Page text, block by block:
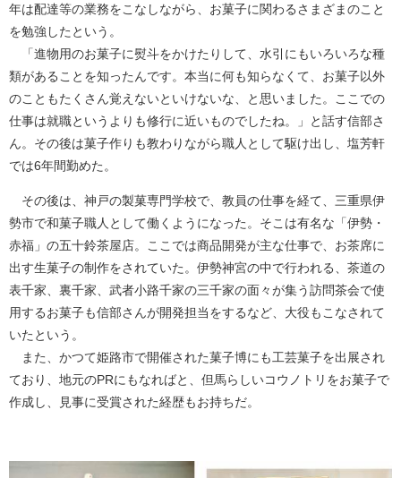
年は配達等の業務をこなしながら、お菓子に関わるさまざまのこと
を勉強したという。
「進物用のお菓子に熨斗をかけたりして、水引にもいろいろな種
類があることを知ったんです。本当に何も知らなくて、お菓子以外
のこともたくさん覚えないといけないな、と思いました。ここでの
仕事は就職というよりも修行に近いものでしたね。」と話す信部さ
ん。その後は菓子作りも教わりながら職人として駆け出し、塩芳軒
では6年間勤めた。
その後は、神戸の製菓専門学校で、教員の仕事を経て、三重県伊
勢市で和菓子職人として働くようになった。そこは有名な「伊勢・
赤福」の五十鈴茶屋店。ここでは商品開発が主な仕事で、お茶席に
出す生菓子の制作をされていた。伊勢神宮の中で行われる、茶道の
表千家、裏千家、武者小路千家の三千家の面々が集う訪問茶会で使
用するお菓子も信部さんが開発担当をするなど、大役もこなされて
いたという。
また、かつて姫路市で開催された菓子博にも工芸菓子を出展され
ており、地元のPRにもなればと、但馬らしいコウノトリをお菓子で
作成し、見事に受賞された経歴もお持ちだ。